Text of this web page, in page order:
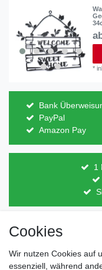
*
Bank
PayPal
Amazon Pay
1
Direkt vom
Lagerware
Cookies
Wir nutzen Cookies auf
essenziell, während